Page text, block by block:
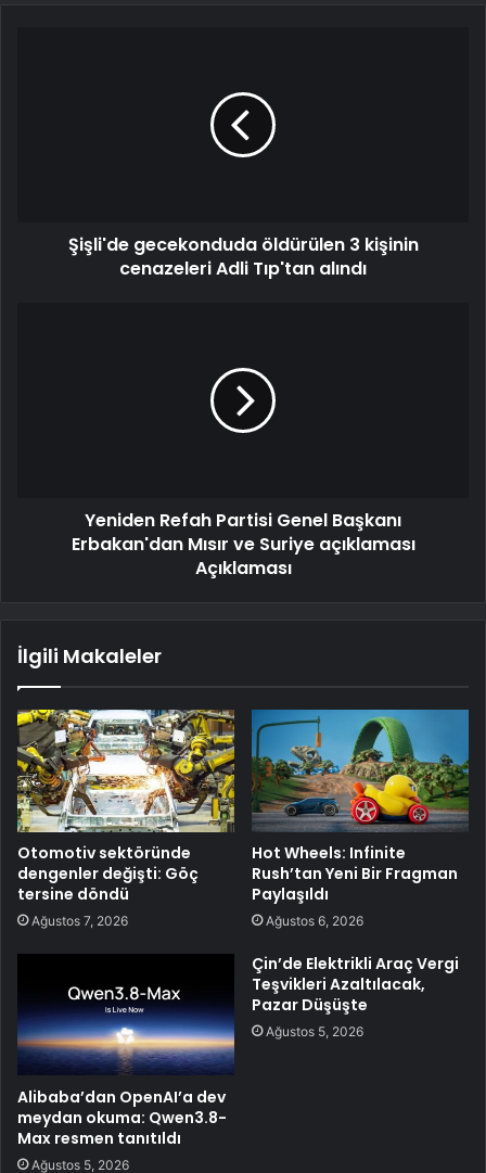
Şişli'de gecekonduda öldürülen 3 kişinin
cenazeleri Adli Tıp'tan alındı
Yeniden Refah Partisi Genel Başkanı
Erbakan'dan Mısır ve Suriye açıklaması
Açıklaması
İlgili Makaleler
Otomotiv sektöründe
dengenler değişti: Göç
tersine döndü
Ağustos 7, 2026
Hot Wheels: Infinite
Rush’tan Yeni Bir Fragman
Paylaşıldı
Ağustos 6, 2026
Alibaba’dan OpenAI’a dev
meydan okuma: Qwen3.8-
Max resmen tanıtıldı
Ağustos 5, 2026
Çin’de Elektrikli Araç Vergi
Teşvikleri Azaltılacak,
Pazar Düşüşte
Ağustos 5, 2026